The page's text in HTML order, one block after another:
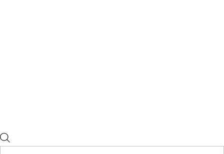
Products